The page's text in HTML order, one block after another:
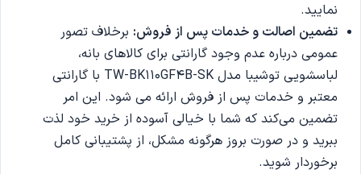
نمایید.
تضمین اصالت و خدمات پس از فروش: برخلاف تصور
عمومی درباره عدم وجود گارانتی برای کالاهای بانه،
لباسشویی توشیبا مدل TW-BK110GF4B-SK با گارانتی
معتبر و خدمات پس از فروش ارائه می شود. این امر
تضمین می‌کند که شما با خیالی آسوده از خرید خود لذت
ببرید و در صورت بروز هرگونه مشکل، از پشتیبانی کامل
برخوردار شوید.